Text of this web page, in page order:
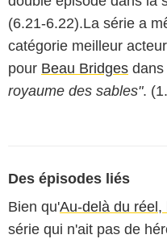
(6.21-6.22).La série a
catégorie meilleur
pour Beau Bridges dans
royaume des sables".
Des épisodes liés
Bien qu'Au-delà du réel,
série qui n'ait pas de